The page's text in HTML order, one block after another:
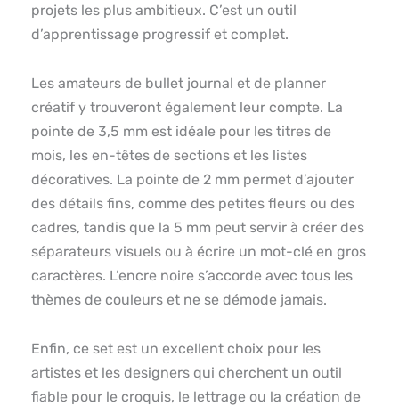
projets les plus ambitieux. C’est un outil
d’apprentissage progressif et complet.
Les amateurs de bullet journal et de planner
créatif y trouveront également leur compte. La
pointe de 3,5 mm est idéale pour les titres de
mois, les en-têtes de sections et les listes
décoratives. La pointe de 2 mm permet d’ajouter
des détails fins, comme des petites fleurs ou des
cadres, tandis que la 5 mm peut servir à créer des
séparateurs visuels ou à écrire un mot-clé en gros
caractères. L’encre noire s’accorde avec tous les
thèmes de couleurs et ne se démode jamais.
Enfin, ce set est un excellent choix pour les
artistes et les designers qui cherchent un outil
fiable pour le croquis, le lettrage ou la création de